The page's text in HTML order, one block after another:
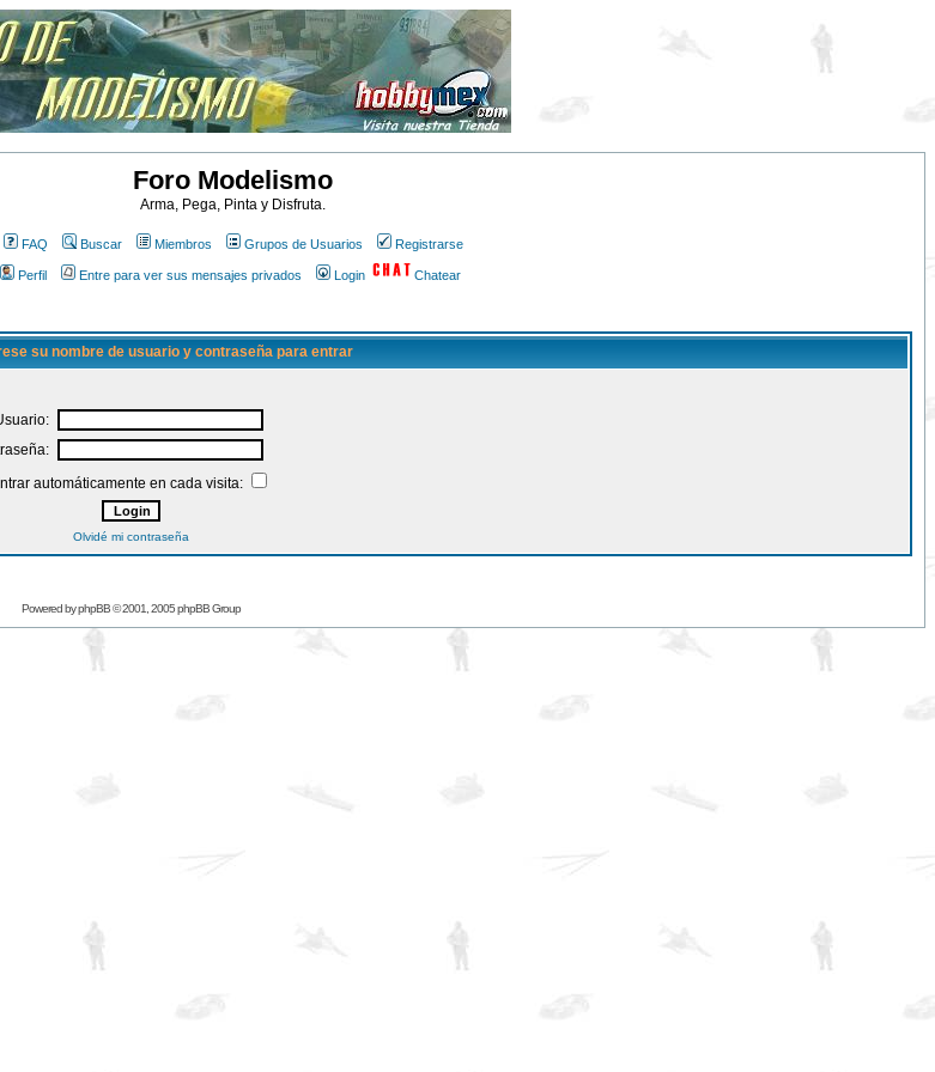
Foro Modelismo
Arma, Pega, Pinta y Disfruta.
FAQ Buscar Miembros Grupos de Usuarios Registrarse
Perfil Entre para ver sus mensajes privados Login Chatear
su nombre de usuario y contraseña para entrar
automáticamente en cada visita:
Olvidé mi contraseña
Powered byphpBB© 2001, 2005 phpBB Group